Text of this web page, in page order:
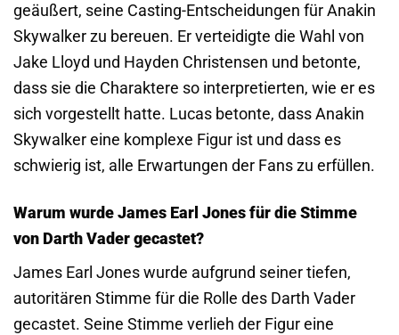
geäußert, seine Casting-Entscheidungen für Anakin
Skywalker zu bereuen. Er verteidigte die Wahl von
Jake Lloyd und Hayden Christensen und betonte,
dass sie die Charaktere so interpretierten, wie er es
sich vorgestellt hatte. Lucas betonte, dass Anakin
Skywalker eine komplexe Figur ist und dass es
schwierig ist, alle Erwartungen der Fans zu erfüllen.
Warum wurde James Earl Jones für die Stimme
von Darth Vader gecastet?
James Earl Jones wurde aufgrund seiner tiefen,
autoritären Stimme für die Rolle des Darth Vader
gecastet. Seine Stimme verlieh der Figur eine